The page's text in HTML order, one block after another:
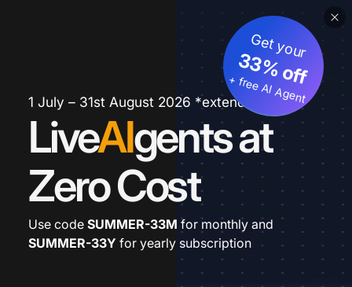
1 July – 31st August 2026 *extended
LiveAIgents at
Zero Cost
Get your
33% off
+ free AI Agent
Use code SUMMER-33M for monthly and
SUMMER-33Y for yearly subscription